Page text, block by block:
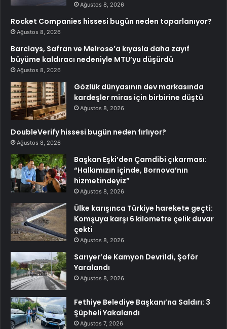
Ağustos 8, 2026
Rocket Companies hissesi bugün neden toparlanıyor?
Ağustos 8, 2026
Barclays, Safran ve Melrose’a kıyasla daha zayıf
büyüme kaldıracı nedeniyle MTU’yu düşürdü
Ağustos 8, 2026
Gözlük dünyasının dev markasında
kardeşler miras için birbirine düştü
Ağustos 8, 2026
DoubleVerify hissesi bugün neden fırlıyor?
Ağustos 8, 2026
Başkan Eşki’den Çamdibi çıkarması:
“Halkımızın içinde, Bornova’nın
hizmetindeyiz”
Ağustos 8, 2026
Ülke karışınca Türkiye harekete geçti:
Komşuya karşı 6 kilometre çelik duvar
çekti
Ağustos 8, 2026
Sarıyer’de Kamyon Devrildi, Şoför
Yaralandı
Ağustos 8, 2026
Fethiye Belediye Başkanı’na Saldırı: 3
Şüpheli Yakalandı
Ağustos 7, 2026